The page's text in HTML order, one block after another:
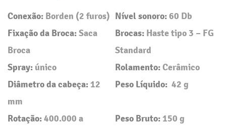
Conexão: Borden (2 furos)
Fixação da Broca:Saca
Broca
Spray: único
Diâmetro da cabeça:12
mm
Rotação:400.000 a
Nível sonoro:60 Db
Brocas: Haste tipo 3 – FG
Standard
Rolamento:Cerâmico
Peso Líquido:42 g
Peso Bruto:150 g